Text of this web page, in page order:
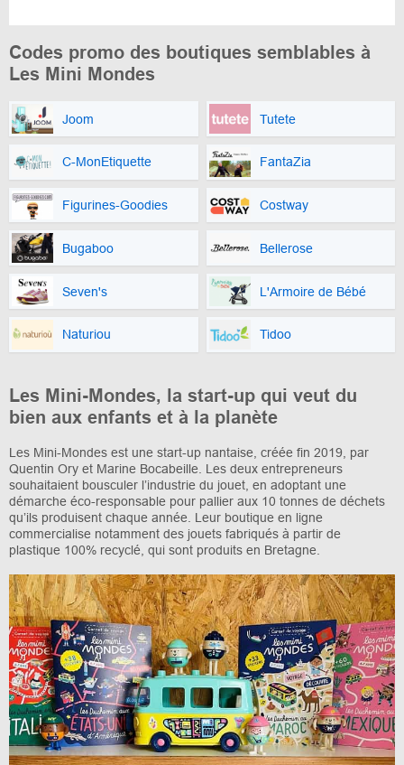
Codes promo des boutiques semblables à
Les Mini Mondes
Joom Tutete
C-MonEtiquette FantaZia
Figurines-Goodies Costway
Bugaboo Bellerose
Seven's L'Armoire de Bébé
Naturiou Tidoo
Les Mini-Mondes, la start-up qui veut du
bien aux enfants et à la planète
Les Mini-Mondes est une start-up nantaise, créée fin 2019, par
Quentin Ory et Marine Bocabeille. Les deux entrepreneurs
souhaitaient bousculer l’industrie du jouet, en adoptant une
démarche éco-responsable pour pallier aux 10 tonnes de déchets
qu’ils produisent chaque année. Leur boutique en ligne
commercialise notamment des jouets fabriqués à partir de
plastique 100% recyclé, qui sont produits en Bretagne.